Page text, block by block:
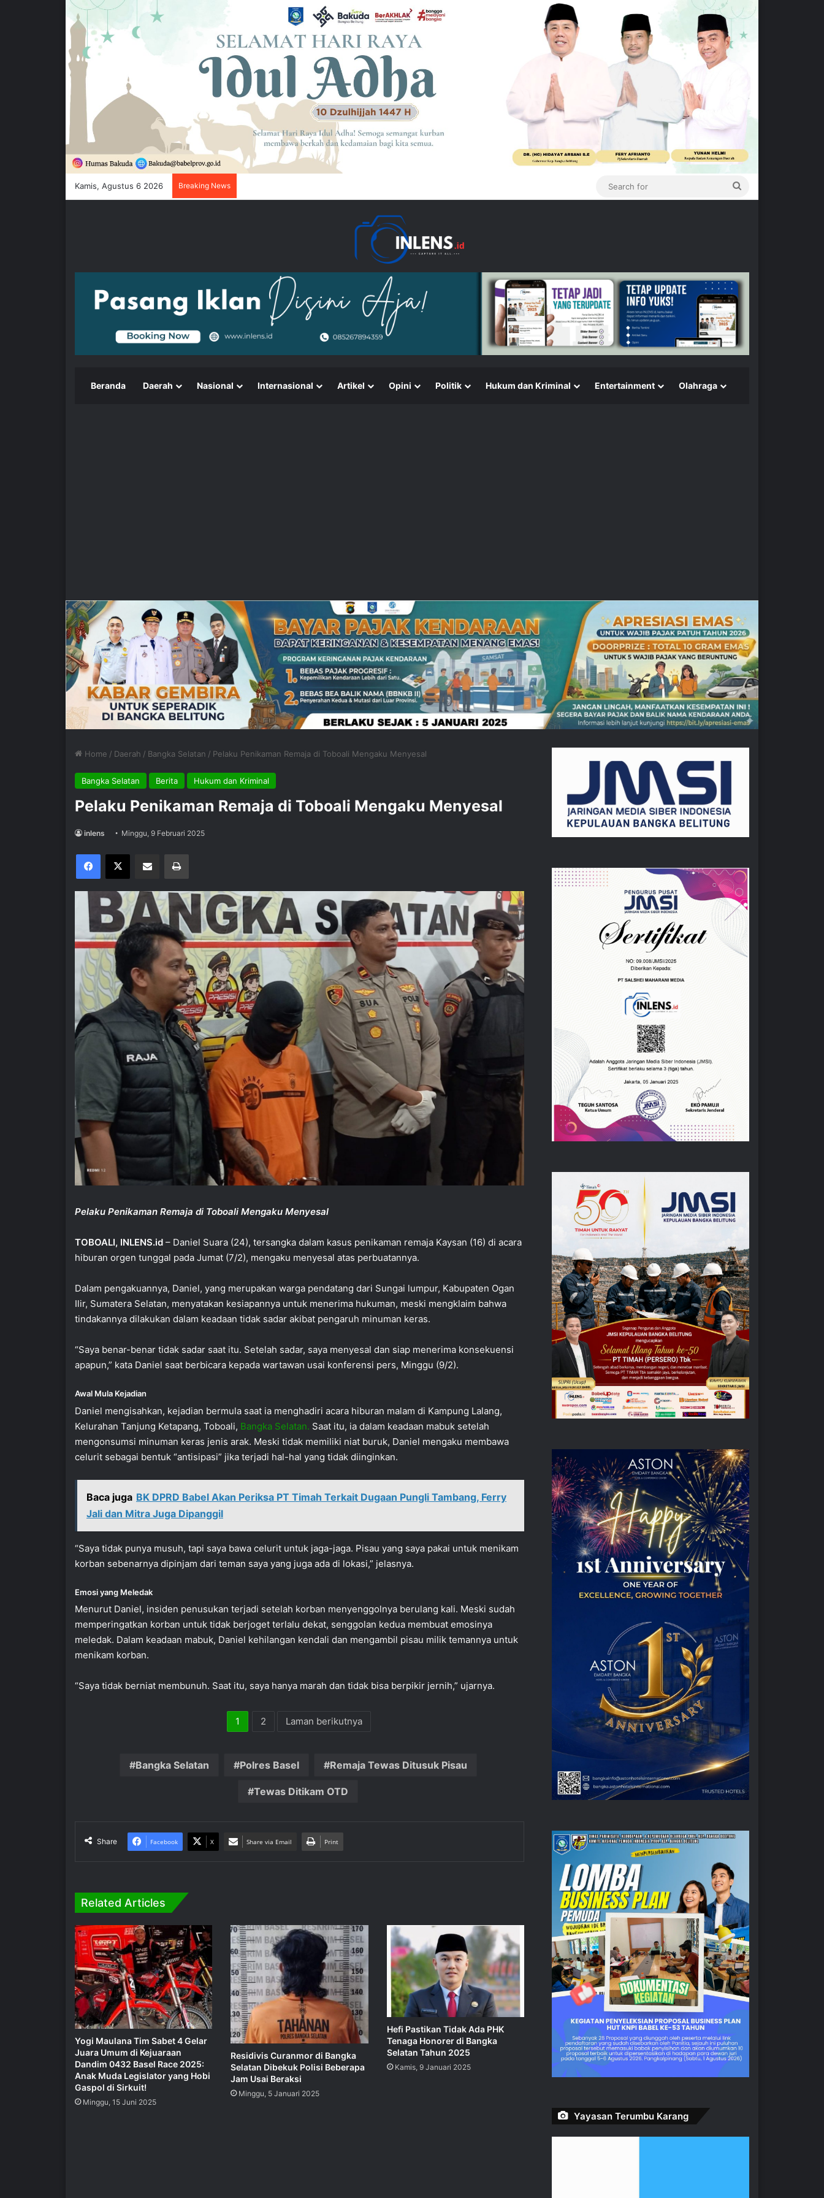
Kamis, Agustus 6 2026 Breaking News
Beranda Daerah Nasional Internasional Artikel Opini Politik Hukum dan Kriminal Entertainment Olahraga
Home / Daerah / Bangka Selatan / Pelaku Penikaman Remaja di Toboali Mengaku Menyesal
Bangka Selatan Berita Hukum dan Kriminal
Pelaku Penikaman Remaja di Toboali Mengaku Menyesal
inlens Minggu, 9 Februari 2025
Facebook
X Share via Email Print
Pelaku Penikaman Remaja di Toboali Mengaku Menyesal
TOBOALI, INLENS.id – Daniel Suara (24), tersangka dalam kasus penikaman remaja Kaysan (16) di acara
hiburan orgen tunggal pada Jumat (7/2), mengaku menyesal atas perbuatannya.
Dalam pengakuannya, Daniel, yang merupakan warga pendatang dari Sungai lumpur, Kabupaten Ogan
Ilir, Sumatera Selatan, menyatakan kesiapannya untuk menerima hukuman, meski mengklaim bahwa
tindakannya dilakukan dalam keadaan tidak sadar akibat pengaruh minuman keras.
“Saya benar-benar tidak sadar saat itu. Setelah sadar, saya menyesal dan siap menerima konsekuensi
apapun,” kata Daniel saat berbicara kepada wartawan usai konferensi pers, Minggu (9/2).
Awal Mula Kejadian
Daniel mengisahkan, kejadian bermula saat ia menghadiri acara hiburan malam di Kampung Lalang,
Kelurahan Tanjung Ketapang, Toboali, Bangka Selatan. Saat itu, ia dalam keadaan mabuk setelah
mengonsumsi minuman keras jenis arak. Meski tidak memiliki niat buruk, Daniel mengaku membawa
celurit sebagai bentuk “antisipasi” jika terjadi hal-hal yang tidak diinginkan.
Baca juga BK DPRD Babel Akan Periksa PT Timah Terkait Dugaan Pungli Tambang, Ferry
Jali dan Mitra Juga Dipanggil
“Saya tidak punya musuh, tapi saya bawa celurit untuk jaga-jaga. Pisau yang saya pakai untuk menikam
korban sebenarnya dipinjam dari teman saya yang juga ada di lokasi,” jelasnya.
Emosi yang Meledak
Menurut Daniel, insiden penusukan terjadi setelah korban menyenggolnya berulang kali. Meski sudah
memperingatkan korban untuk tidak berjoget terlalu dekat, senggolan kedua membuat emosinya
meledak. Dalam keadaan mabuk, Daniel kehilangan kendali dan mengambil pisau milik temannya untuk
menikam korban.
“Saya tidak berniat membunuh. Saat itu, saya hanya marah dan tidak bisa berpikir jernih,” ujarnya.
1 2 Laman berikutnya
Bangka Selatan Polres Basel Remaja Tewas Ditusuk Pisau
Tewas Ditikam OTD
Share Facebook X Share via Email Print
Related Articles
Yogi Maulana Tim Sabet 4 Gelar
Juara Umum di Kejuaraan
Dandim 0432 Basel Race 2025:
Anak Muda Legislator yang Hobi
Gaspol di Sirkuit!
Minggu, 15 Juni 2025
Residivis Curanmor di Bangka
Selatan Dibekuk Polisi Beberapa
Jam Usai Beraksi
Minggu, 5 Januari 2025
Hefi Pastikan Tidak Ada PHK
Tenaga Honorer di Bangka
Selatan Tahun 2025
Kamis, 9 Januari 2025
Yayasan Terumbu Karang